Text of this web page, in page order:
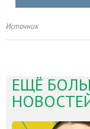
Источник
ЕЩЁ